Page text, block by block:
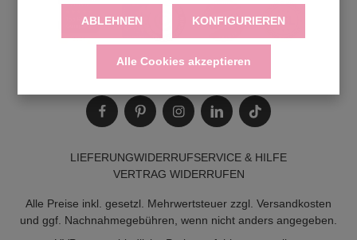
LIEFERUNGWIDERRUFSERVICE & HILFE
VERTRAG WIDERRUFEN
Alle Preise inkl. gesetzl. Mehrwertsteuer zzgl. Versandkosten
und ggf. Nachnahmegebühren, wenn nicht anders angegeben.
ABLEHNEN KONFIGURIEREN
Alle Cookies akzeptieren